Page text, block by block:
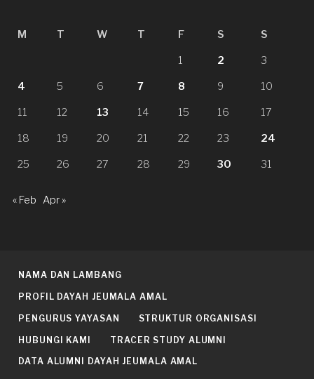
M T W T F S S
1 2 3
4 5 6 7 8 9 10
11 12 13 14 15 16 17
18 19 20 21 22 23 24
25 26 27 28 29 30 31
« Feb Apr »
NAMA DAN LAMBANG
PROFIL DAYAH JEUMALA AMAL
PENGURUS YAYASAN STRUKTUR ORGANISASI
HUBUNGI KAMI TRACER STUDY ALUMNI
DATA ALUMNI DAYAH JEUMALA AMAL